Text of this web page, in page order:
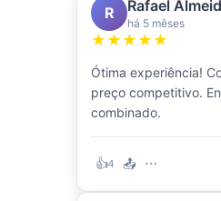
R Rafael
há 5 mêses
★★★★★
Ótima experiência!
preço competitivo.
combinado.
👍4 📤 ⋯